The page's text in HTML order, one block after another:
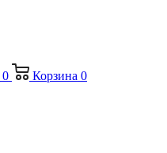
0 Корзина 0